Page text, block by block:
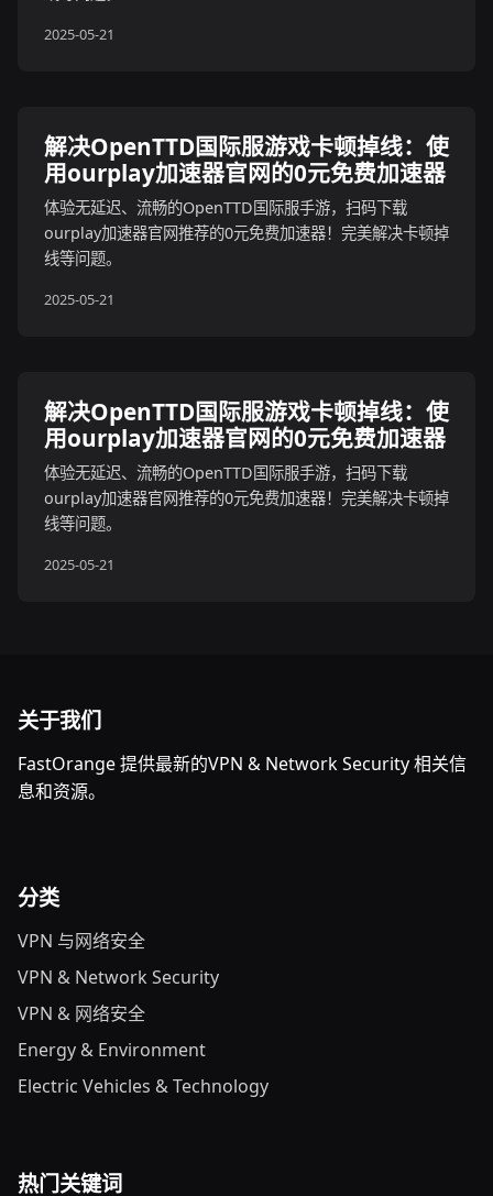
2025-05-21
解决OpenTTD国际服游戏卡顿掉线：使
用ourplay加速器官网的0元免费加速器
体验无延迟、流畅的OpenTTD国际服手游，扫码下载
ourplay加速器官网推荐的0元免费加速器！完美解决卡顿掉
线等问题。
2025-05-21
解决OpenTTD国际服游戏卡顿掉线：使
用ourplay加速器官网的0元免费加速器
体验无延迟、流畅的OpenTTD国际服手游，扫码下载
ourplay加速器官网推荐的0元免费加速器！完美解决卡顿掉
线等问题。
2025-05-21
关于我们
FastOrange 提供最新的VPN & Network Security 相关信
息和资源。
分类
VPN 与网络安全
VPN & Network Security
VPN & 网络安全
Energy & Environment
Electric Vehicles & Technology
热门关键词